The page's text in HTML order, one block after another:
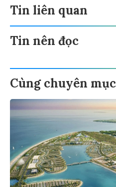
Tin liên quan
Tin nên đọc
Cùng chuyên mục